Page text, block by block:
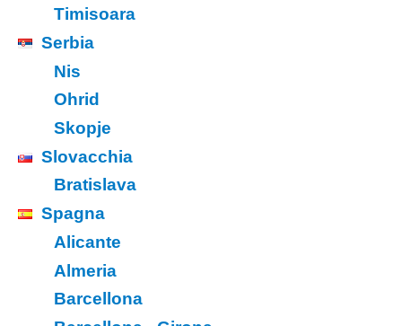
Timisoara
Serbia
Nis
Ohrid
Skopje
Slovacchia
Bratislava
Spagna
Alicante
Almeria
Barcellona